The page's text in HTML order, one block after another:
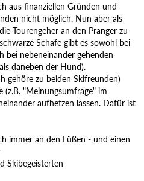
aus finanziellen Gründen und
nicht möglich. Nun aber als
Tourengeher an den Pranger zu
Schafe gibt es sowohl bei
bei nebeneinander gehenden
daneben der Hund).
gehöre zu beiden Skifreunden)
(z.B. "Meinungsumfrage" im
aufhetzen lassen. Dafür ist
immer an den Füßen - und einen
Skibegeisterten